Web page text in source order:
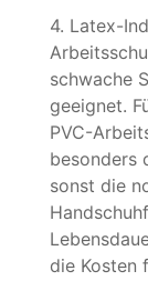
4. Latex-
schwache
geeignet.
PVC-
besonders
sonst die
die Kosten